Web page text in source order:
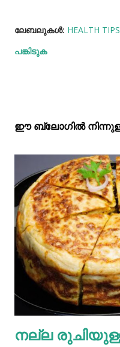
ലേബലുകള്‍: HEALTH TIPS
പങ്കിടുക
ഈ ബ്ലോഗിൽ
നല്ല